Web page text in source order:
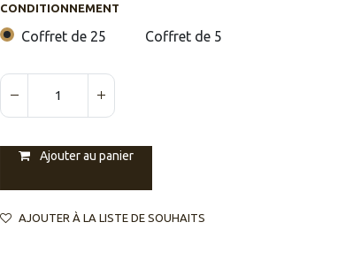
CONDITIONNEMENT
Coffret de 25 Coffret de 5
Ajouter au panier
AJOUTER À LA LISTE DE SOUHAITS